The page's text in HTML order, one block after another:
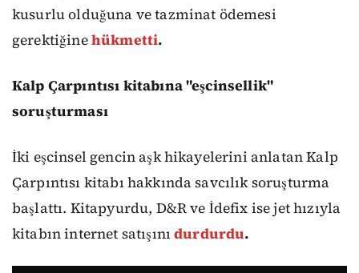
kusurlu olduğuna ve tazminat ödemesi
gerektiğinehükmetti.
Kalp Çarpıntısı kitabına "eşcinsellik"
soruşturması
İki eşcinsel gencin aşk hikayelerini anlatan Kalp
Çarpıntısı kitabı hakkında savcılık soruşturma
başlattı. Kitapyurdu, D&R ve İdefix ise jet hızıyla
kitabın internet satışınıdurdurdu.